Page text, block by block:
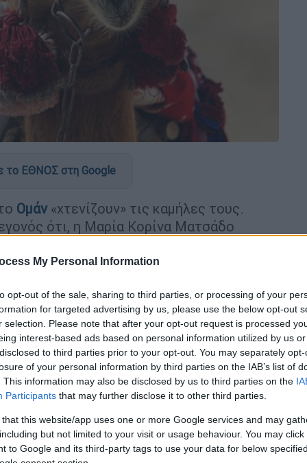
My Personal Information
opt-out of the sale, sharing to third parties, or processing of your
for targeted advertising by us, please use the below opt-out
selection. Please note that after your opt-out request is processed
interest-based ads based on personal information utilized by us
to third parties prior to your opt-out. You may separately
of your personal information by third parties on the IAB’s list of
This information may also be disclosed by us to third parties on the
Participants that may further disclose it to other third parties.
that this website/app uses one or more Google services and may
but not limited to your visit or usage behaviour. You may
to Google and its third-party tags to use your data for below
consent section.
το ΕΘΝΟΣ στη Google
Ομάν «χτενίζουν» τις καμήλες τους.
ότι, η Μαρία Κορίνα Ματσάδο
Καμήλων, είναι γεγονός.
επιτροπή του«Φεστιβάλ Ομορφιάς
ανακοίνωσε τοναποκλεισμό 20
είναι πραγματικά λυπηρός και
έλεγχο, αλλά αυτό δε σημαίνει